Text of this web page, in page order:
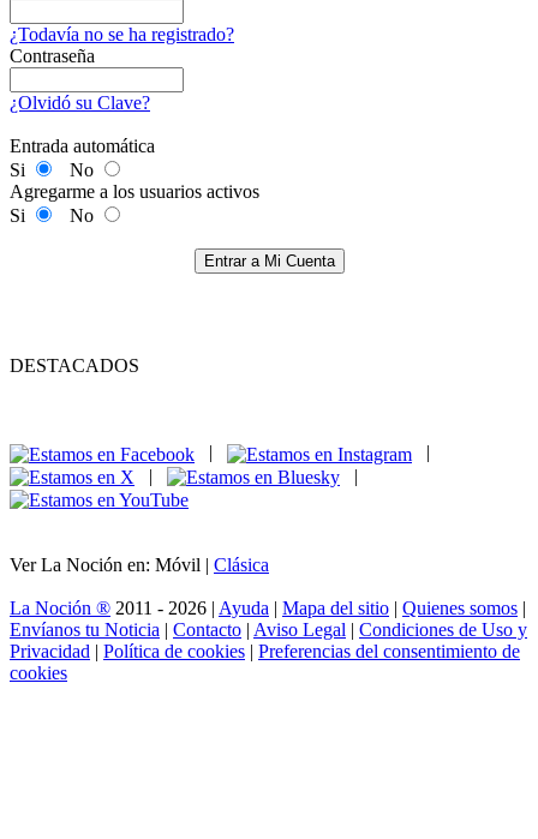
¿Todavía no se ha registrado?
Contraseña
¿Olvidó su Clave?
Entrada automática
Si
No
Agregarme a los usuarios activos
Si
No
Entrar a Mi Cuenta
DESTACADOS
|
|
Ver La Noción en: Móvil | Clásica
La Noción ® 2011 - 2026 | Ayuda | Mapa del sitio | Quienes somos |
Envíanos tu Noticia | Contacto | Aviso Legal | Condiciones de Uso y
Privacidad | Política de cookies | Preferencias del consentimiento de
cookies